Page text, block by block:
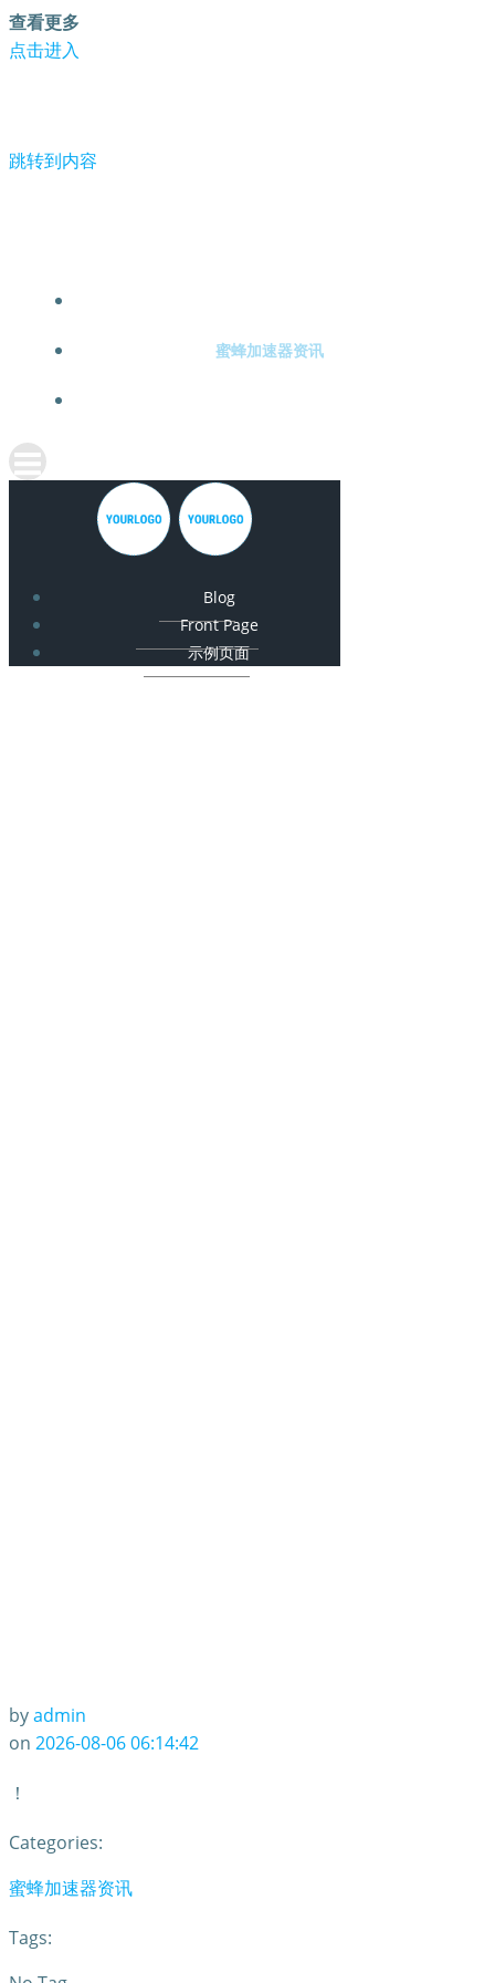
查看更多
点击进入
跳转到内容
蜜蜂加速器资讯
Blog
Front Page
示例页面
byadmin
on 2026-08-06 06:14:42
！
Categories:
蜜蜂加速器资讯
Tags: